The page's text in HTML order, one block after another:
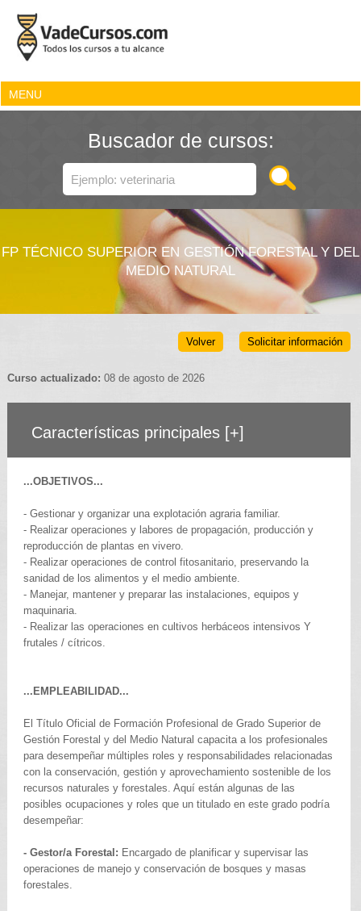
MENU
Buscador de cursos:
FP TÉCNICO SUPERIOR EN GESTIÓN FORESTAL Y DEL
MEDIO NATURAL
Solicitar información
Volver
Curso actualizado: 08 de agosto de 2026
Características principales [+]
...OBJETIVOS...
- Gestionar y organizar una explotación agraria familiar.
- Realizar operaciones y labores de propagación, producción y
reproducción de plantas en vivero.
- Realizar operaciones de control fitosanitario, preservando la
sanidad de los alimentos y el medio ambiente.
- Manejar, mantener y preparar las instalaciones, equipos y
maquinaria.
- Realizar las operaciones en cultivos herbáceos intensivos Y
frutales / cítricos.
...EMPLEABILIDAD...
El Título Oficial de Formación Profesional de Grado Superior de
Gestión Forestal y del Medio Natural capacita a los profesionales
para desempeñar múltiples roles y responsabilidades relacionadas
con la conservación, gestión y aprovechamiento sostenible de los
recursos naturales y forestales. Aquí están algunas de las
posibles ocupaciones y roles que un titulado en este grado podría
desempeñar:
- Gestor/a Forestal: Encargado de planificar y supervisar las
operaciones de manejo y conservación de bosques y masas
forestales.